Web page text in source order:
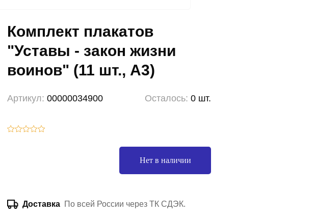
Комплект плакатов
"Уставы - закон жизни
воинов" (11 шт., А3)
Артикул: 00000034900 Осталось: 0 шт.
Нет в наличии
Доставка По всей России через ТК СДЭК.